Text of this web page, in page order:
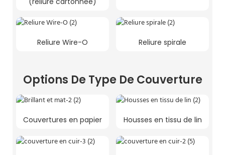
Reliure Wire-O Reliure spirale
Options De Type De Couverture
Couvertures en papier Housses en tissu de lin